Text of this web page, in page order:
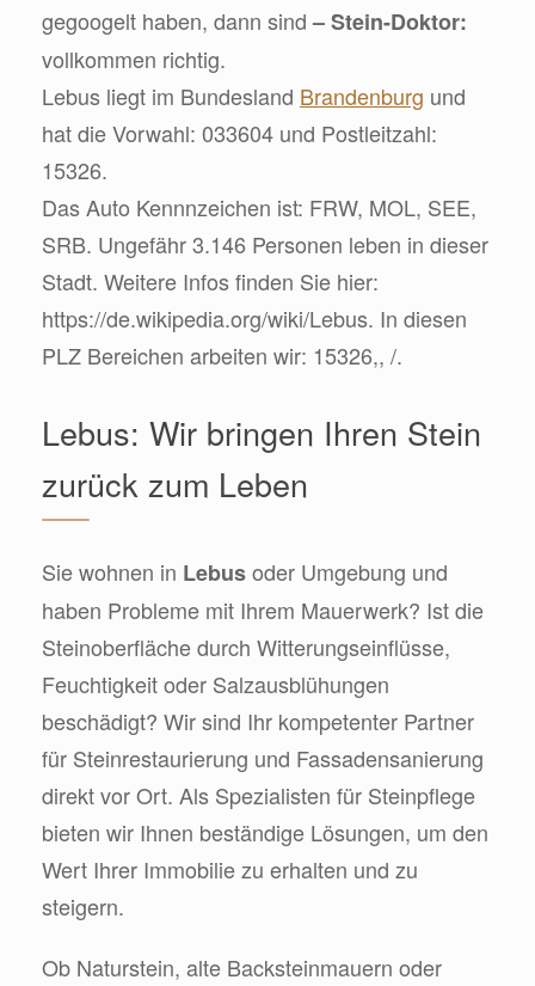
gegoogelt haben, dann sind– Stein-Doktor:
vollkommen richtig.
Lebus liegt im Bundesland Brandenburg und
hat die Vorwahl: 033604 und Postleitzahl:
15326.
Das Auto Kennnzeichen ist: FRW, MOL, SEE,
SRB. Ungefähr 3.146 Personen leben in dieser
Stadt. Weitere Infos finden Sie hier:
https://de.wikipedia.org/wiki/Lebus. In diesen
PLZ Bereichen arbeiten wir: 15326,, /.
Lebus: Wir bringen Ihren Stein
zurück zum Leben
Sie wohnen in Lebusoder Umgebung und
haben Probleme mit Ihrem Mauerwerk? Ist die
Steinoberfläche durch Witterungseinflüsse,
Feuchtigkeit oder Salzausblühungen
beschädigt? Wir sind Ihr kompetenter Partner
für Steinrestaurierung und Fassadensanierung
direkt vor Ort. Als Spezialisten für Steinpflege
bieten wir Ihnen beständige Lösungen, um den
Wert Ihrer Immobilie zu erhalten und zu
steigern.
Ob Naturstein, alte Backsteinmauern oder